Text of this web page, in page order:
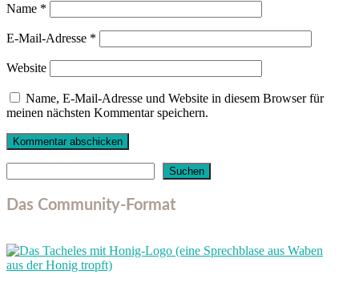
Name *
E-Mail-Adresse *
Website
Name, E-Mail-Adresse und Website in diesem Browser für
meinen nächsten Kommentar speichern.
Suchen
Das Community-Format